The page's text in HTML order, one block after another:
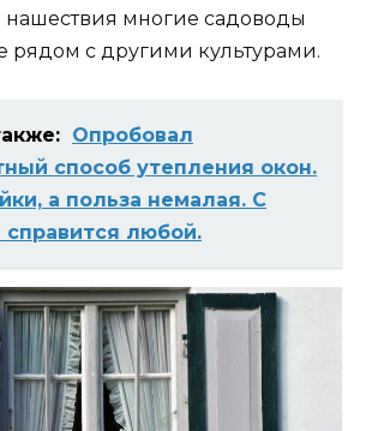
нашествия многие садоводы
рядом с другими культурами.
Опробовал
способ утепления окон.
а польза немалая. С
справится любой.